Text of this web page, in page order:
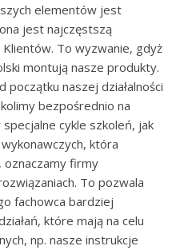
elementów jest
jest najczęstszą
To wyzwanie, gdyż
montują nasze produkty.
naszej działalności
bezpośrednio na
cykle szkoleń, jak
która
oznaczamy firmy
To pozwala
fachowca bardziej
które mają na celu
np. nasze instrukcje